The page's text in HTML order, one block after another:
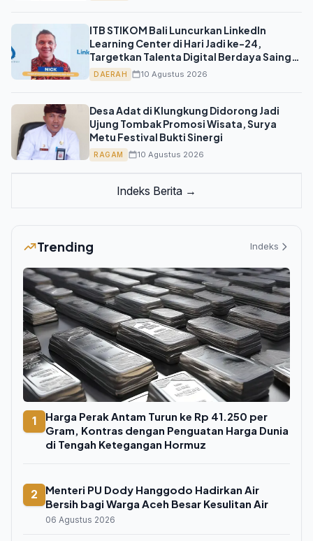
ITB STIKOM Bali Luncurkan LinkedIn
Learning Center di Hari Jadi ke-24,
Targetkan Talenta Digital Berdaya Saing
Global
DAERAH 10 Agustus 2026
Desa Adat di Klungkung Didorong Jadi
Ujung Tombak Promosi Wisata, Surya
Metu Festival Bukti Sinergi
RAGAM 10 Agustus 2026
Indeks Berita →
Trending Indeks
1
Harga Perak Antam Turun ke Rp 41.250 per
Gram, Kontras dengan Penguatan Harga Dunia
di Tengah Ketegangan Hormuz
2
Menteri PU Dody Hanggodo Hadirkan Air
Bersih bagi Warga Aceh Besar Kesulitan Air
06 Agustus 2026